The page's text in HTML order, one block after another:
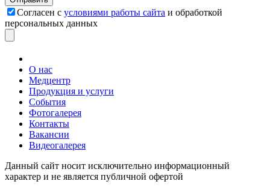
Согласен с условиями работы сайта и обработкой
персональных данных
О нас
Медцентр
Продукция и услуги
События
Фотогалерея
Контакты
Вакансии
Видеогалерея
Данный сайт носит исключительно информационный
характер и не является публичной офертой